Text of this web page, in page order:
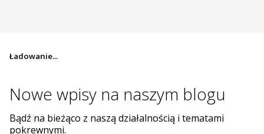
Ładowanie...
Nowe wpisy na naszym blogu
Bądź na bieżąco z naszą działalnością i tematami
pokrewnymi.